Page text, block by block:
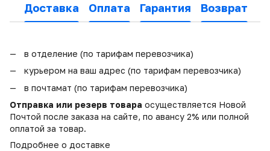
Доставка Оплата Гарантия Возврат
в отделение (по тарифам перевозчика)
курьером на ваш адрес (по тарифам перевозчика)
в почтамат (по тарифам перевозчика)
Отправка или резерв товара осуществляется Новой
Почтой после заказа на сайте, по авансу 2% или полной
оплатой за товар.
Подробнее о доставке